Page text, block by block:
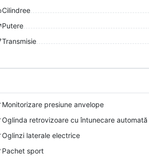
Cilindree
Putere
Transmisie
Monitorizare presiune anvelope
Oglinda retrovizoare cu întunecare automată
Oglinzi laterale electrice
Pachet sport